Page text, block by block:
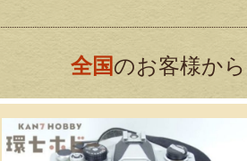
全国のお客様か